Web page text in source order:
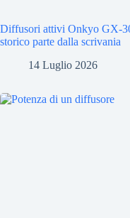
Diffusori attivi Onkyo GX-
storico parte dalla scrivania
14 Luglio 2026